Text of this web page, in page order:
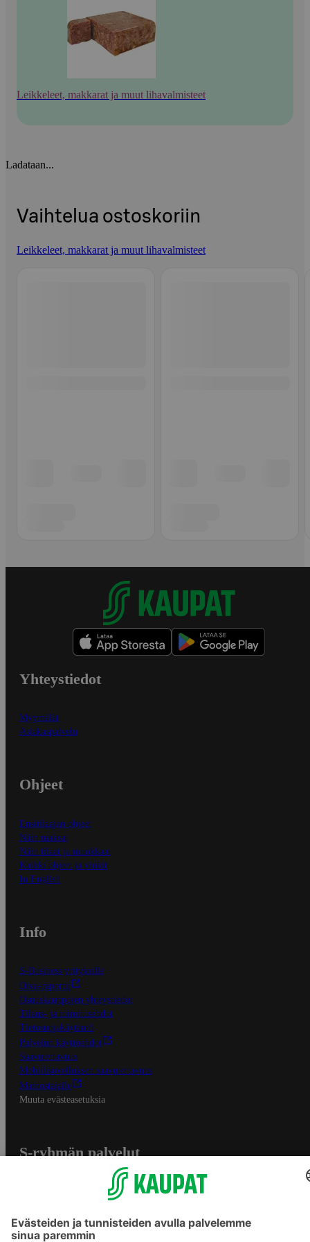
Leikkeleet, makkarat ja muut lihavalmisteet
Ladataan...
Vaihtelua ostoskoriin
Leikkeleet, makkarat ja muut lihavalmisteet
Yhteystiedot
Myymälät
Asiakaspalvelu
Ohjeet
Ensitilaajan ohjeet
Näin maksat
Näin tilaat ja muokkaat
Kaikki ohjeet ja vinkit
In English
Info
S-Business yrityksille
Oiva-raportit
Osuuskauppojen yhteystiedot
Tilaus- ja toimitusehdot
Tietosuojakäytäntö
Palvelun käyttöehdot
Saavutettavuus
Mobiilisovelluksen saavutettavuus
Mainostajalle
Muuta evästeasetuksia
S-ryhmän palvelut
Yhteishyvä Ruoka -sovellus
S-ostoslista -sovellus